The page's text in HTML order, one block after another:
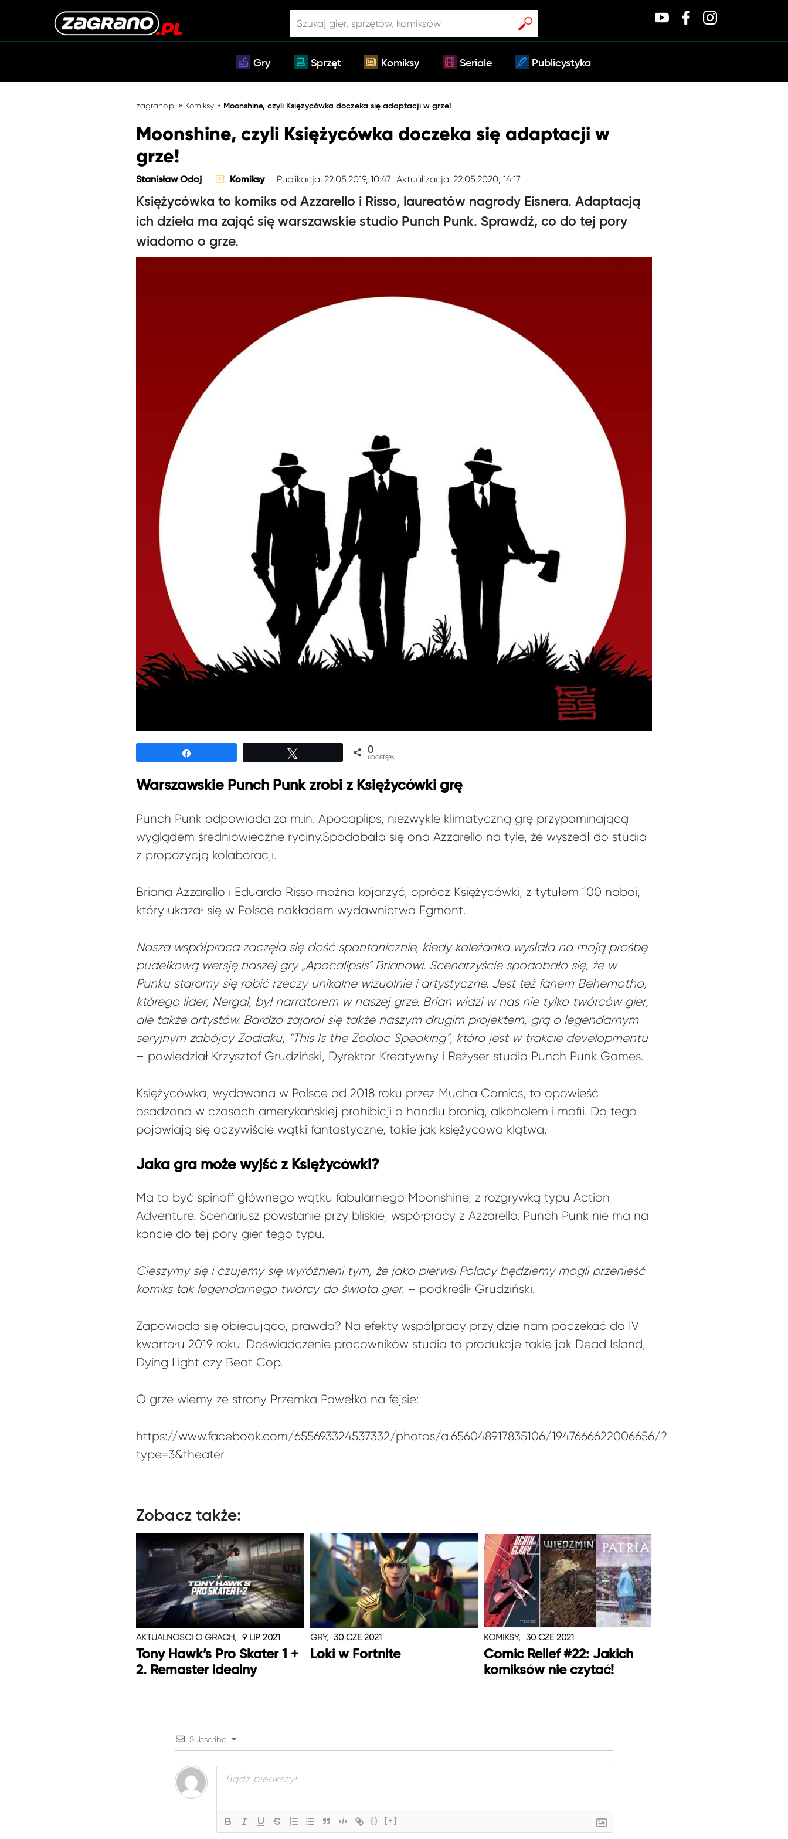
Gry Sprzęt Komiksy Seriale Publicystyka
zagrano.pl » Komiksy » Moonshine, czyli Księżycówka doczeka się adaptacji w grze!
Moonshine, czyli Księżycówka doczeka się adaptacji w
grze!
Stanisław Odoj Komiksy Publikacja: 22.05.2019, 10:47 Aktualizacja: 22.05.2020, 14:17
Księżycówka to komiks od Azzarello i Risso, laureatów nagrody Eisnera. Adaptacją
ich dzieła ma zająć się warszawskie studio Punch Punk. Sprawdź, co do tej pory
wiadomo o grze.
0
UDOSTĘPNIEŃ
Warszawskie Punch Punk zrobi z Księżycówki grę
Punch Punk odpowiada za m.in. Apocaplips, niezwykle klimatyczną grę przypominającą
wyglądem średniowieczne ryciny.Spodobała się ona Azzarello na tyle, że wyszedł do studia
z propozycją kolaboracji.
Briana Azzarello i Eduardo Risso można kojarzyć, oprócz Księżycówki, z tytułem 100 naboi,
który ukazał się w Polsce nakładem wydawnictwa Egmont.
Nasza współpraca zaczęła się dość spontanicznie, kiedy koleżanka wysłała na moją prośbę
pudełkową wersję naszej gry „Apocalipsis” Brianowi. Scenarzyście spodobało się, że w
Punku staramy się robić rzeczy unikalne wizualnie i artystyczne. Jest też fanem Behemotha,
którego lider, Nergal, był narratorem w naszej grze. Brian widzi w nas nie tylko twórców gier,
ale także artystów. Bardzo zajarał się także naszym drugim projektem, grą o legendarnym
seryjnym zabójcy Zodiaku, “This Is the Zodiac Speaking”, która jest w trakcie developmentu
– powiedział Krzysztof Grudziński, Dyrektor Kreatywny i Reżyser studia Punch Punk Games.
Księżycówka, wydawana w Polsce od 2018 roku przez Mucha Comics, to opowieść
osadzona w czasach amerykańskiej prohibicji o handlu bronią, alkoholem i mafii. Do tego
pojawiają się oczywiście wątki fantastyczne, takie jak księżycowa klątwa.
Jaka gra może wyjść z Księżycówki?
Ma to być spinoff głównego wątku fabularnego Moonshine, z rozgrywką typu Action
Adventure. Scenariusz powstanie przy bliskiej współpracy z Azzarello. Punch Punk nie ma na
koncie do tej pory gier tego typu.
Cieszymy się i czujemy się wyróżnieni tym, że jako pierwsi Polacy będziemy mogli przenieść
komiks tak legendarnego twórcy do świata gier. – podkreślił Grudziński.
Zapowiada się obiecująco, prawda? Na efekty współpracy przyjdzie nam poczekać do IV
kwartału 2019 roku. Doświadczenie pracowników studia to produkcje takie jak Dead Island,
Dying Light czy Beat Cop.
O grze wiemy ze strony Przemka Pawełka na fejsie:
https://www.facebook.com/655693324537332/photos/a.656048917835106/1947666622006656/?
type=3&theater
Zobacz także:
AKTUALNOŚCI O GRACH, 9 LIP 2021
Tony Hawk’s Pro Skater 1 +
2. Remaster idealny
GRY, 30 CZE 2021
Loki w Fortnite
KOMIKSY, 30 CZE 2021
Comic Relief #22: Jakich
komiksów nie czytać!
Subscribe
{} [+]